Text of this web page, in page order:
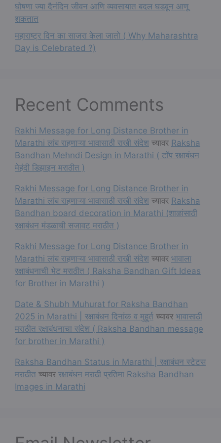
घोषणा ज्या दैनंदिन जीवन आणि व्यवसायात बदल घडवून आणू
शकतात
महाराष्ट्र दिन का साजरा केला जातो ( Why Maharashtra
Day is Celebrated ?)
Recent Comments
Rakhi Message for Long Distance Brother in
Marathi लांब राहणाऱ्या भावासाठी राखी संदेश च्यावर Raksha
Bandhan Mehndi Design in Marathi ( टॉप रक्षाबंधन
मेहंदी डिझाइन मराठीत )
Rakhi Message for Long Distance Brother in
Marathi लांब राहणाऱ्या भावासाठी राखी संदेश च्यावर Raksha
Bandhan board decoration in Marathi (शाळांसाठी
रक्षाबंधन मंडळाची सजावट मराठीत )
Rakhi Message for Long Distance Brother in
Marathi लांब राहणाऱ्या भावासाठी राखी संदेश च्यावर भावाला
रक्षाबंधनाची भेट मराठीत ( Raksha Bandhan Gift Ideas
for Brother in Marathi )
Date & Shubh Muhurat for Raksha Bandhan
2025 in Marathi | रक्षाबंधन दिनांक व मुहूर्त च्यावर भावासाठी
मराठीत रक्षाबंधनाचा संदेश ( Raksha Bandhan message
for brother in Marathi )
Raksha Bandhan Status in Marathi | रक्षाबंधन स्टेटस
मराठीत च्यावर रक्षाबंधन मराठी प्रतिमा Raksha Bandhan
Images in Marathi